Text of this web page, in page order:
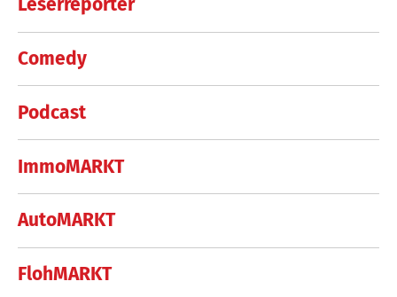
Leserreporter
Comedy
Podcast
ImmoMARKT
AutoMARKT
FlohMARKT